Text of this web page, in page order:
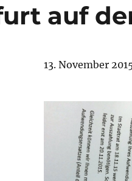
auf
13. November